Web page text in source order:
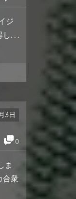
ジ
. . .
3日
0
ま
合衆